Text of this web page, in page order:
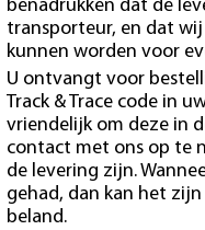
benadrukken dat de
transporteur, en dat
kunnen worden voor
U ontvangt voor
Track & Trace code in
vriendelijk om deze in
contact met ons op te
de levering zijn.
gehad, dan kan het
beland.